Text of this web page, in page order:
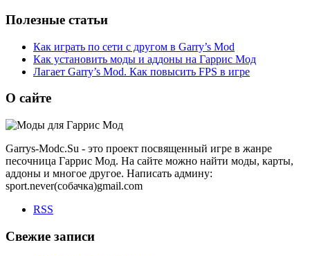
Полезные статьи
Как играть по сети с другом в Garry’s Mod
Как установить моды и аддоны на Гаррис Мод
Лагает Garry’s Mod. Как повысить FPS в игре
О сайте
Garrys-Modc.Su - это проект посвященный игре в жанре
песочница Гаррис Мод. На сайте можно найти моды, карты,
аддоны и многое другое. Написать админу:
sport.never(собачка)gmail.com
RSS
Свежие записи